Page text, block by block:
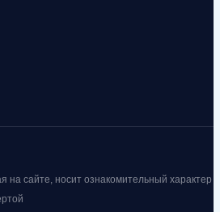
на сайте, носит ознакомительный характер